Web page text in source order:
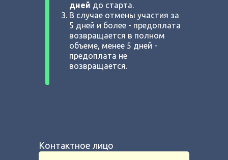
дней до старта.
В случае отмены участия за
5 дней и более - предоплата
возвращается в полном
объеме, менее 5 дней -
предоплата не
возвращается.
Контактное лицо